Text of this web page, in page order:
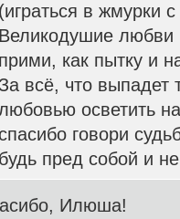
(играться в жмурки
Великодушие любви
прими, как пытку и
За всё, что выпадет
осветить
говори
будь пред собой и
Илюша!